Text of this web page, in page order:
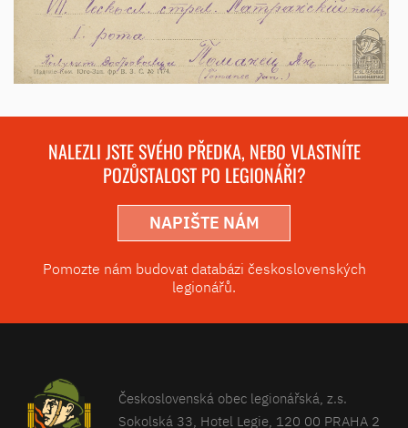
NALEZLI JSTE SVÉHO PŘEDKA, NEBO VLASTNÍTE
POZŮSTALOST PO LEGIONÁŘI?
NAPIŠTE NÁM
Pomozte nám budovat databázi československých
legionářů.
Československá obec legionářská, z.s.
Sokolská 33, Hotel Legie, 120 00 PRAHA 2